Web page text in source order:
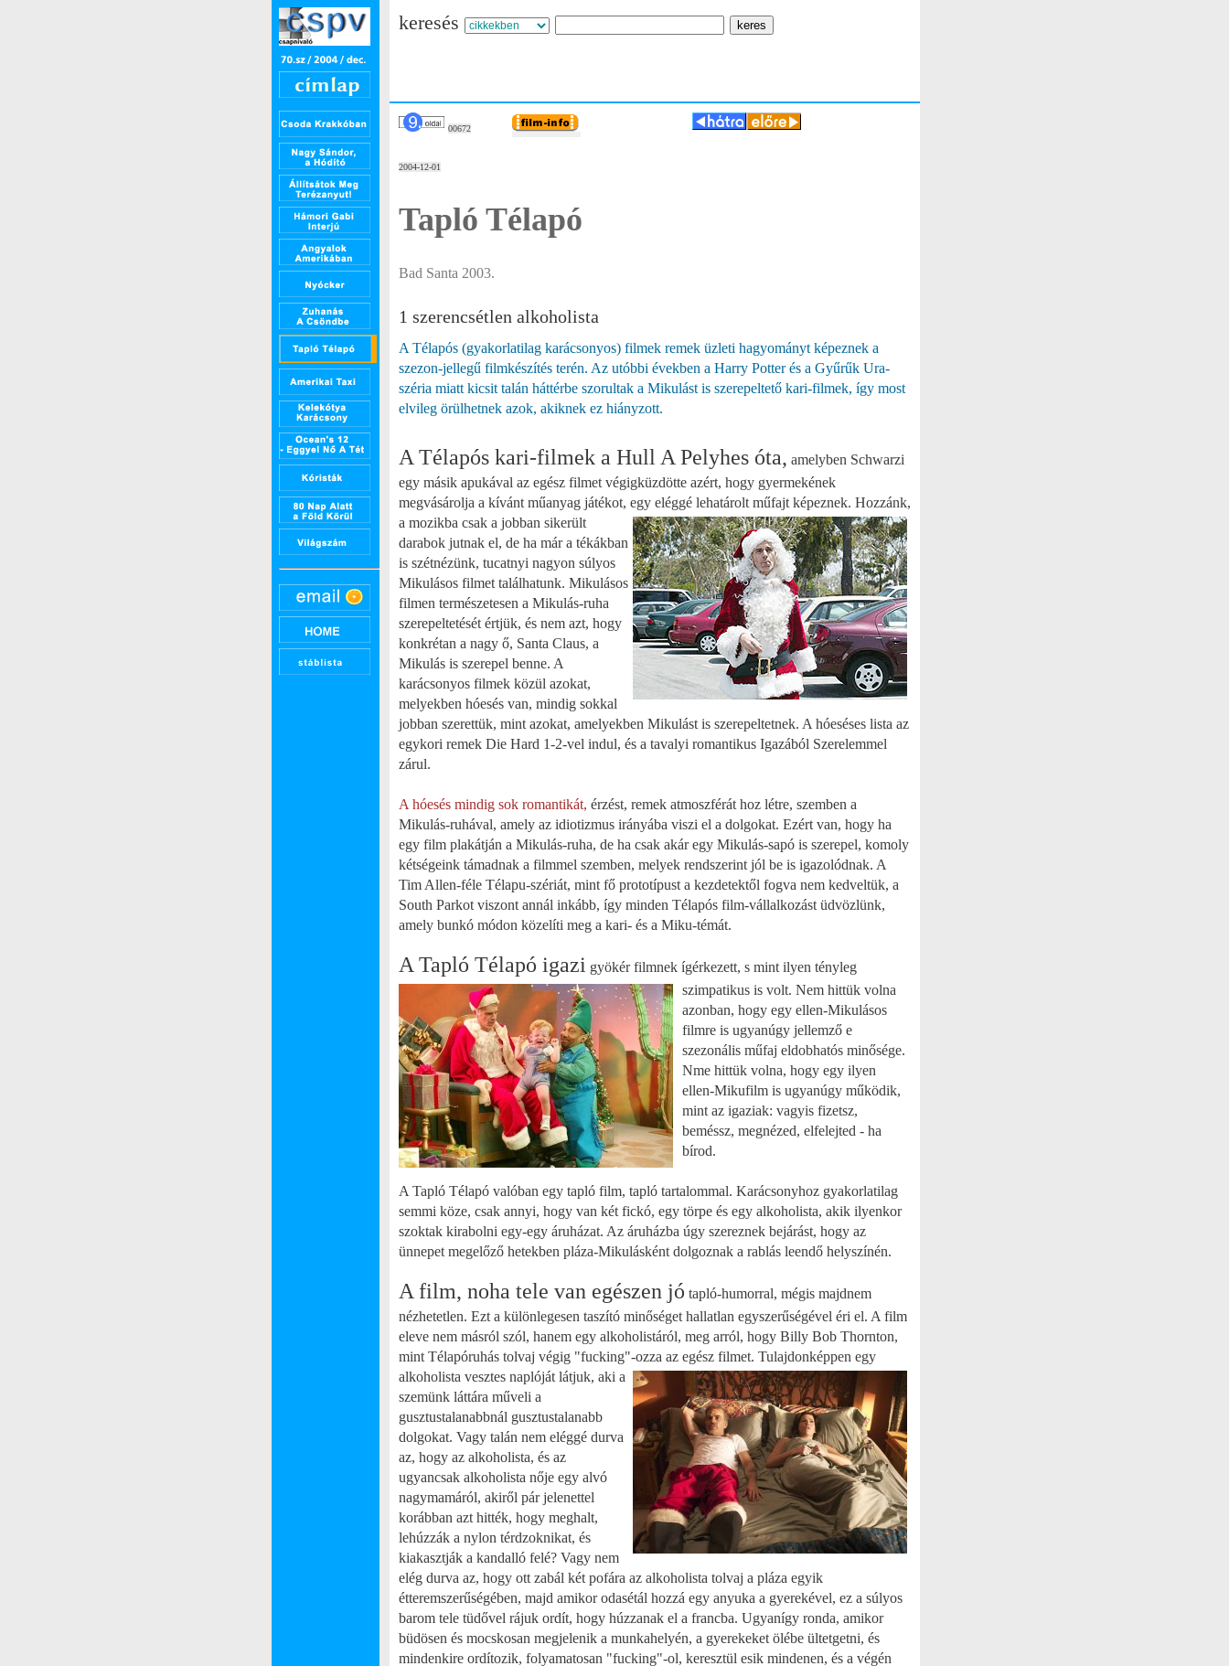
keresés
00672
2004-12-01
Tapló Télapó
Bad Santa 2003.
1 szerencsétlen alkoholista
A Télapós (gyakorlatilag karácsonyos) filmek remek üzleti hagyományt képeznek a
szezon-jellegű filmkészítés terén. Az utóbbi években a Harry Potter és a Gyűrűk Ura-
széria miatt kicsit talán háttérbe szorultak a Mikulást is szerepeltető kari-filmek, így most
elvileg örülhetnek azok, akiknek ez hiányzott.
A Télapós kari-filmek a Hull A Pelyhes óta, amelyben Schwarzi
egy másik apukával az egész filmet végigküzdötte azért, hogy gyermekének
megvásárolja a kívánt műanyag játékot, egy eléggé lehatárolt műfajt képeznek. Hozzánk,
a mozikba csak a jobban sikerült
darabok jutnak el, de ha már a tékákban
is szétnézünk, tucatnyi nagyon súlyos
Mikulásos filmet találhatunk. Mikulásos
filmen természetesen a Mikulás-ruha
szerepeltetését értjük, és nem azt, hogy
konkrétan a nagy ő, Santa Claus, a
Mikulás is szerepel benne. A
karácsonyos filmek közül azokat,
melyekben hóesés van, mindig sokkal
jobban szerettük, mint azokat, amelyekben Mikulást is szerepeltetnek. A hóeséses lista az
egykori remek Die Hard 1-2-vel indul, és a tavalyi romantikus Igazából Szerelemmel
zárul.
A hóesés mindig sok romantikát, érzést, remek atmoszférát hoz létre, szemben a
Mikulás-ruhával, amely az idiotizmus irányába viszi el a dolgokat. Ezért van, hogy ha
egy film plakátján a Mikulás-ruha, de ha csak akár egy Mikulás-sapó is szerepel, komoly
kétségeink támadnak a filmmel szemben, melyek rendszerint jól be is igazolódnak. A
Tim Allen-féle Télapu-szériát, mint fő prototípust a kezdetektől fogva nem kedveltük, a
South Parkot viszont annál inkább, így minden Télapós film-vállalkozást üdvözlünk,
amely bunkó módon közelíti meg a kari- és a Miku-témát.
A Tapló Télapó igazi gyökér filmnek ígérkezett, s mint ilyen tényleg
szimpatikus is volt. Nem hittük volna
azonban, hogy egy ellen-Mikulásos
filmre is ugyanúgy jellemző e
szezonális műfaj eldobhatós minősége.
Nme hittük volna, hogy egy ilyen
ellen-Mikufilm is ugyanúgy működik,
mint az igaziak: vagyis fizetsz,
beméssz, megnézed, elfelejted - ha
bírod.
A Tapló Télapó valóban egy tapló film, tapló tartalommal. Karácsonyhoz gyakorlatilag
semmi köze, csak annyi, hogy van két fickó, egy törpe és egy alkoholista, akik ilyenkor
szoktak kirabolni egy-egy áruházat. Az áruházba úgy szereznek bejárást, hogy az
ünnepet megelőző hetekben pláza-Mikulásként dolgoznak a rablás leendő helyszínén.
A film, noha tele van egészen jó tapló-humorral, mégis majdnem
nézhetetlen. Ezt a különlegesen taszító minőséget hallatlan egyszerűségével éri el. A film
eleve nem másról szól, hanem egy alkoholistáról, meg arról, hogy Billy Bob Thornton,
mint Télapóruhás tolvaj végig "fucking"-ozza az egész filmet. Tulajdonképpen egy
alkoholista vesztes naplóját látjuk, aki a
szemünk láttára műveli a
gusztustalanabbnál gusztustalanabb
dolgokat. Vagy talán nem eléggé durva
az, hogy az alkoholista, és az
ugyancsak alkoholista nője egy alvó
nagymamáról, akiről pár jelenettel
korábban azt hitték, hogy meghalt,
lehúzzák a nylon térdzoknikat, és
kiakasztják a kandalló felé? Vagy nem
elég durva az, hogy ott zabál két pofára az alkoholista tolvaj a pláza egyik
étteremszerűségében, majd amikor odasétál hozzá egy anyuka a gyerekével, ez a súlyos
barom tele tüdővel rájuk ordít, hogy húzzanak el a francba. Ugyanígy ronda, amikor
büdösen és mocskosan megjelenik a munkahelyén, a gyerekeket ölébe ültetgetni, és
mindenkire ordítozik, folyamatosan "fucking"-ol, keresztül esik mindenen, és a végén